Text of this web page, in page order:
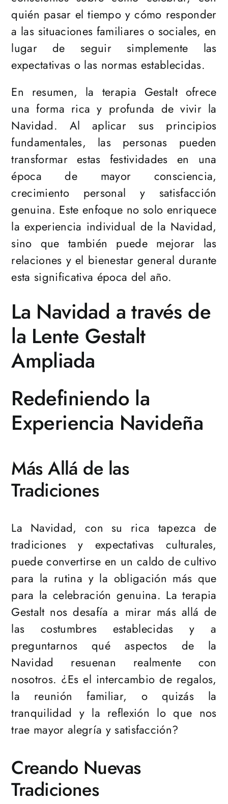
quién pasar el tiempo y cómo responder
a las situaciones familiares o sociales, en
lugar de seguir simplemente las
expectativas o las normas establecidas.
En resumen, la terapia Gestalt ofrece
una forma rica y profunda de vivir la
Navidad. Al aplicar sus principios
fundamentales, las personas pueden
transformar estas festividades en una
época de mayor consciencia,
crecimiento personal y satisfacción
genuina. Este enfoque no solo enriquece
la experiencia individual de la Navidad,
sino que también puede mejorar las
relaciones y el bienestar general durante
esta significativa época del año.
La Navidad a través de
la Lente Gestalt
Ampliada
Redefiniendo la
Experiencia Navideña
Más Allá de las
Tradiciones
La Navidad, con su rica tapezca de
tradiciones y expectativas culturales,
puede convertirse en un caldo de cultivo
para la rutina y la obligación más que
para la celebración genuina. La terapia
Gestalt nos desafía a mirar más allá de
las costumbres establecidas y a
preguntarnos qué aspectos de la
Navidad resuenan realmente con
nosotros. ¿Es el intercambio de regalos,
la reunión familiar, o quizás la
tranquilidad y la reflexión lo que nos
trae mayor alegría y satisfacción?
Creando Nuevas
Tradiciones